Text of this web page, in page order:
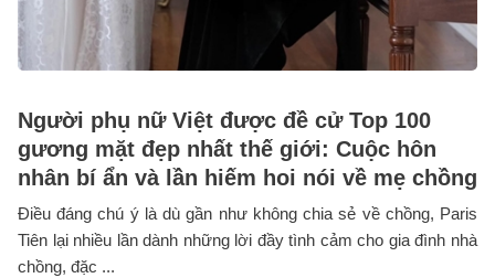
Người phụ nữ Việt được đề cử Top 100
gương mặt đẹp nhất thế giới: Cuộc hôn
nhân bí ẩn và lần hiếm hoi nói về mẹ chồng
Điều đáng chú ý là dù gần như không chia sẻ về chồng, Paris
Tiên lại nhiều lần dành những lời đầy tình cảm cho gia đình nhà
chồng, đặc ...